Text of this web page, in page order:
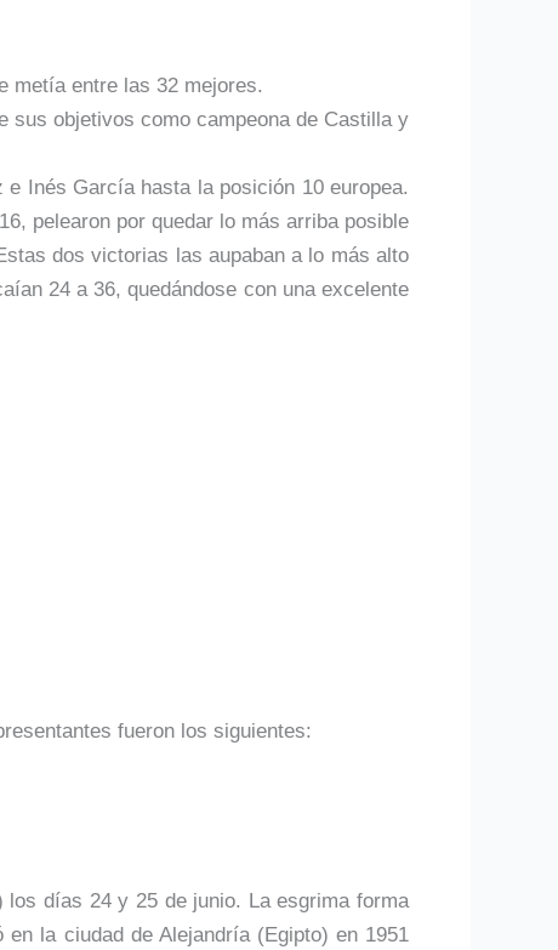
metía entre las 32 mejores.
sus objetivos como campeona de Castilla y
Inés García hasta la posición 10 europea.
pelearon por quedar lo más arriba posible
dos victorias las aupaban a lo más alto
24 a 36, quedándose con una excelente
fueron los siguientes:
los días 24 y 25 de junio. La esgrima forma
la ciudad de Alejandría (Egipto) en 1951